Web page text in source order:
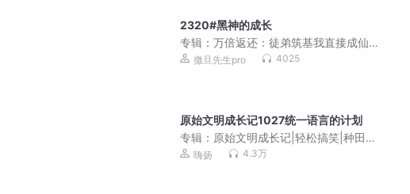
2320#黑神的成长
专辑： 万倍返还：徒弟筑基我直接成仙 |
爆笑&无敌&爽文不圣母 | 多人有声剧
撒旦先生pro 4025
原始文明成长记1027统一语言的计划
专辑： 原始文明成长记|轻松搞笑|种田争
霸有声剧
嗨扬 4.3万